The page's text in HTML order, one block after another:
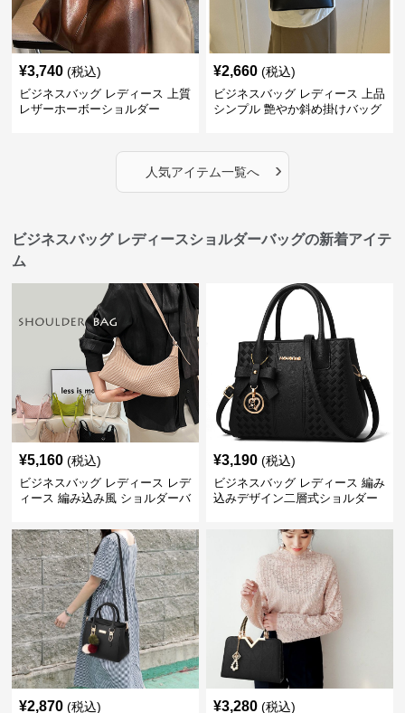
¥3,740 (税込)
ビジネスバッグ レディース 上質
レザーホーボーショルダー
¥2,660 (税込)
ビジネスバッグ レディース 上品
シンプル 艶やか斜め掛けバッグ
人気アイテム一覧へ ›
ビジネスバッグ レディースショルダーバッグの新着アイテ
ム
¥5,160 (税込)
ビジネスバッグ レディース レデ
ィース 編み込み風 ショルダーバ
¥3,190 (税込)
ビジネスバッグ レディース 編み
込みデザイン二層式ショルダー
¥2,870 (税込) ¥3,280 (税込)